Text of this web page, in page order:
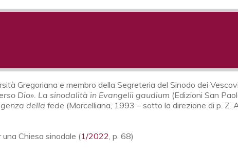
Gregoriana e membro della Segreteria del Sinodo dei
Dio». La sinodalità in Evangelii gaudium (Edizioni San
della fede (Morcelliana, 1993 – sotto la direzione di p. Z.
Chiesa sinodale (1/2022, p. 68)